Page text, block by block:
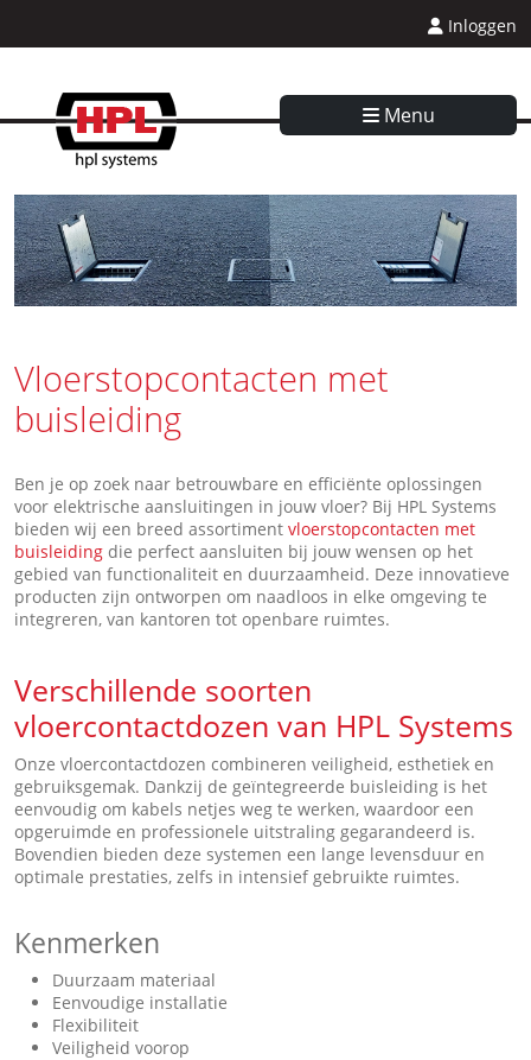
Inloggen
Menu
Vloerstopcontacten met
buisleiding
Ben je op zoek naar betrouwbare en efficiënte oplossingen
voor elektrische aansluitingen in jouw vloer? Bij HPL Systems
bieden wij een breed assortiment vloerstopcontacten met
buisleiding die perfect aansluiten bij jouw wensen op het
gebied van functionaliteit en duurzaamheid. Deze innovatieve
producten zijn ontworpen om naadloos in elke omgeving te
integreren, van kantoren tot openbare ruimtes.
Verschillende soorten
vloercontactdozen van HPL Systems
Onze vloercontactdozen combineren veiligheid, esthetiek en
gebruiksgemak. Dankzij de geïntegreerde buisleiding is het
eenvoudig om kabels netjes weg te werken, waardoor een
opgeruimde en professionele uitstraling gegarandeerd is.
Bovendien bieden deze systemen een lange levensduur en
optimale prestaties, zelfs in intensief gebruikte ruimtes.
Kenmerken
Duurzaam materiaal
Eenvoudige installatie
Flexibiliteit
Veiligheid voorop